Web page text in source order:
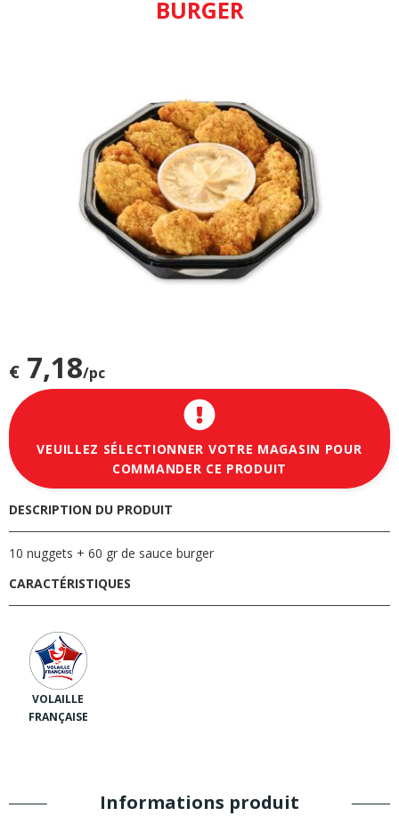
BURGER
€ 7,18/pc
VEUILLEZ SÉLECTIONNER VOTRE MAGASIN POUR
COMMANDER CE PRODUIT
DESCRIPTION DU PRODUIT
10 nuggets + 60 gr de sauce burger
CARACTÉRISTIQUES
VOLAILLE
FRANÇAISE
Informations produit